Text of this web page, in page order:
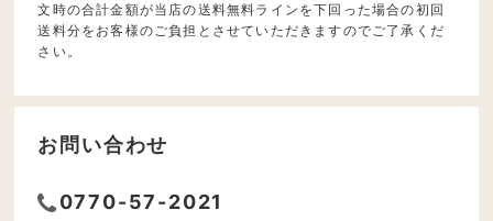
文時の合計金額が当店の送料無料ラインを下回った場合の初回
送料分をお客様のご負担とさせていただきますのでご了承くだ
さい。
お問い合わせ
0770-57-2021